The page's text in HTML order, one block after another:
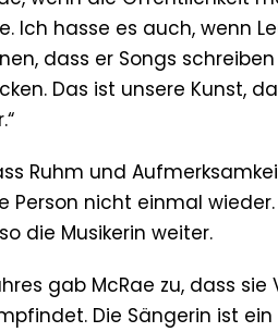
Ich hasse es auch, wenn
dass er Songs
Das ist unsere Kunst,
Ruhm und
Person nicht einmal
die Musikerin weiter.
gab McRae zu, dass
Die Sängerin ist